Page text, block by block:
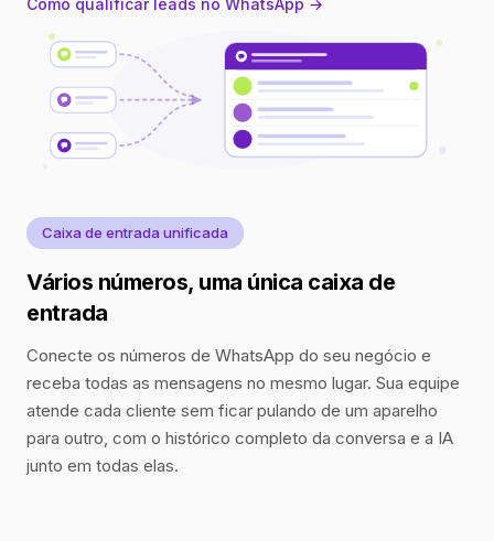
Como qualificar leads no WhatsApp →
Caixa de entrada unificada
Vários números, uma única caixa de
entrada
Conecte os números de WhatsApp do seu negócio e
receba todas as mensagens no mesmo lugar. Sua equipe
atende cada cliente sem ficar pulando de um aparelho
para outro, com o histórico completo da conversa e a IA
junto em todas elas.